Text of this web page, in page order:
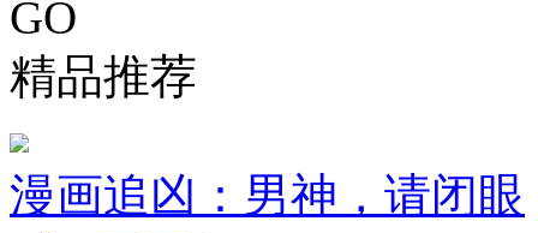
GO
精品推荐
漫画追凶：男神，请闭眼